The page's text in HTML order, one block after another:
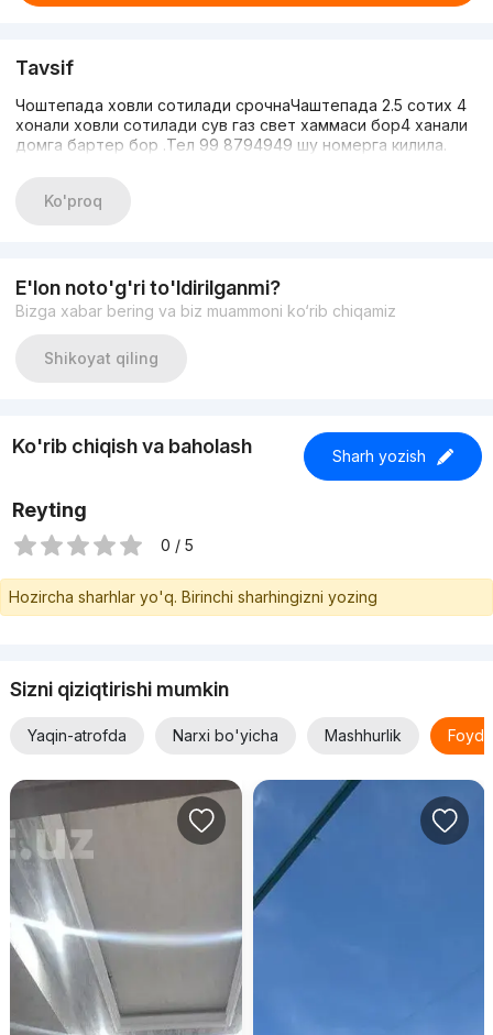
Tavsif
Чоштепада ховли сотилади срочнаЧаштепада 2.5 сотих 4
хонали ховли сотилади сув газ свет хаммаси бор4 ханали
домга бартер бор .Тел 99 8794949 шу номерга килила.
Ko'proq
E'lon noto'g'ri to'ldirilganmi?
Bizga xabar bering va biz muammoni ko‘rib chiqamiz
Shikoyat qiling
Ko'rib chiqish va baholash Sharh yozish
Reyting
0 / 5
Hozircha sharhlar yo'q. Birinchi sharhingizni yozing
Sizni qiziqtirishi mumkin
Yaqin-atrofda Narxi bo'yicha Mashhurlik